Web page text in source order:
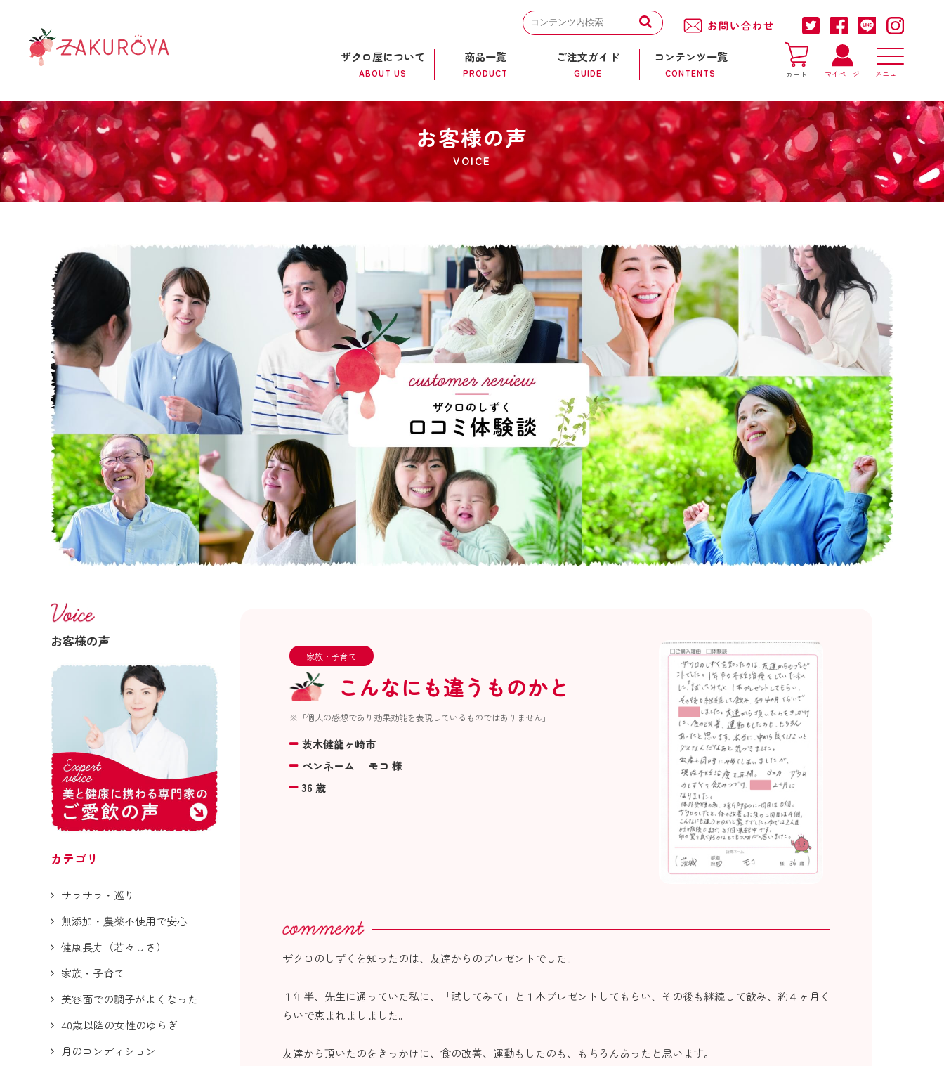
カート マイページ
ザクロ屋について
ABOUT US
商品一覧
PRODUCT
ご注文ガイド
GUIDE
コンテンツ一覧
CONTENTS
お客様の声
VOICE
家族・子育て
こんなにも違うものかと
※「個人の感想であり効果効能を表現しているものではありません」
茨木健龍ヶ崎市
ペンネーム モコ 様
36 歳
ザクロのしずくを知ったのは、友達からのプレゼントでした。
１年半、先生に通っていた私に、「試してみて」と１本プレゼントしてもらい、その後も継続して飲み、約４ヶ月く
らいで恵まれましました。
友達から頂いたのをきっかけに、食の改善、運動もしたのも、もちろんあったと思います。
お客様の声
カテゴリ
サラサラ・巡り
無添加・農薬不使用で安心
健康長寿（若々しさ）
家族・子育て
美容面での調子がよくなった
40歳以降の女性のゆらぎ
月のコンディション